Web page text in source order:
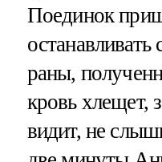
Поединок
раны,
кровь хлещет,
видит, не